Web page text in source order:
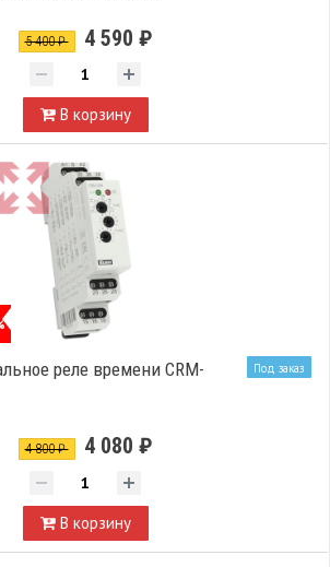
5 400 ₽ 4 590 ₽
В корзину
Под заказ
реле времени CRM-
4 800 ₽ 4 080 ₽
В корзину